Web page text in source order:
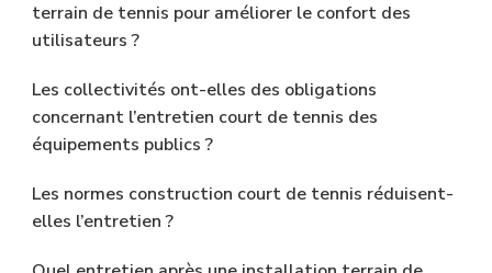
terrain de tennis pour améliorer le confort des
utilisateurs ?
Les collectivités ont-elles des obligations
concernant l’entretien court de tennis des
équipements publics ?
Les normes construction court de tennis réduisent-
elles l’entretien ?